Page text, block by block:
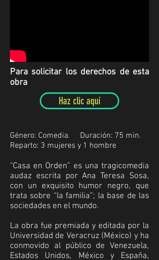
“Casa en Orden” es una tragicomedia
audaz escrita por Ana Teresa Sosa,
con un exquisito humor negro, que
trata sobre “la familia”; la base de las
sociedades en el mundo.
La obra fue premiada y editada por la
Universidad de Veracruz (México) y ha
conmovido al público de Venezuela,
Estados Unidos, México y España,
Género: Comedia. Duración: 75 min.
Reparto: 3 mujeres y 1 hombre
Haz clic aquí
Para solicitar los derechos de esta
obra